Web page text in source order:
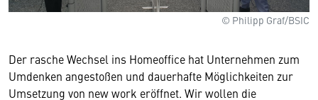
© Philipp Graf/BSIC
Der rasche Wechsel ins Homeoffice hat Unternehmen zum
Umdenken angestoßen und dauerhafte Möglichkeiten zur
Umsetzung von new work eröffnet. Wir wollen die